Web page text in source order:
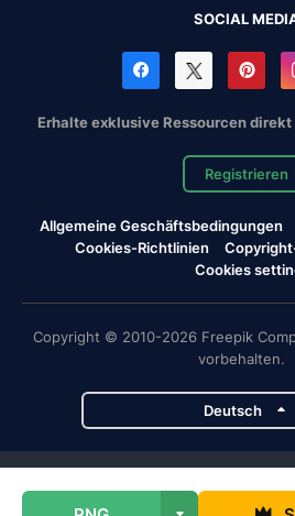
SOCIAL
Erhalte exklusive Ressourcen
Registrieren
Allgemeine Geschäftsbedingungen
Cookies-Richtlinien
Cookies
Copyright © 2010-2026 Freepik
vorbehalten.
Deutsch